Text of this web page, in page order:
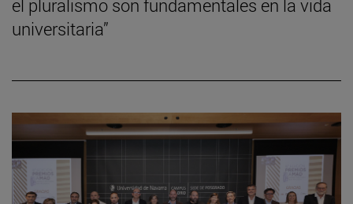
el pluralismo son fundamentales en la vida
universitaria”